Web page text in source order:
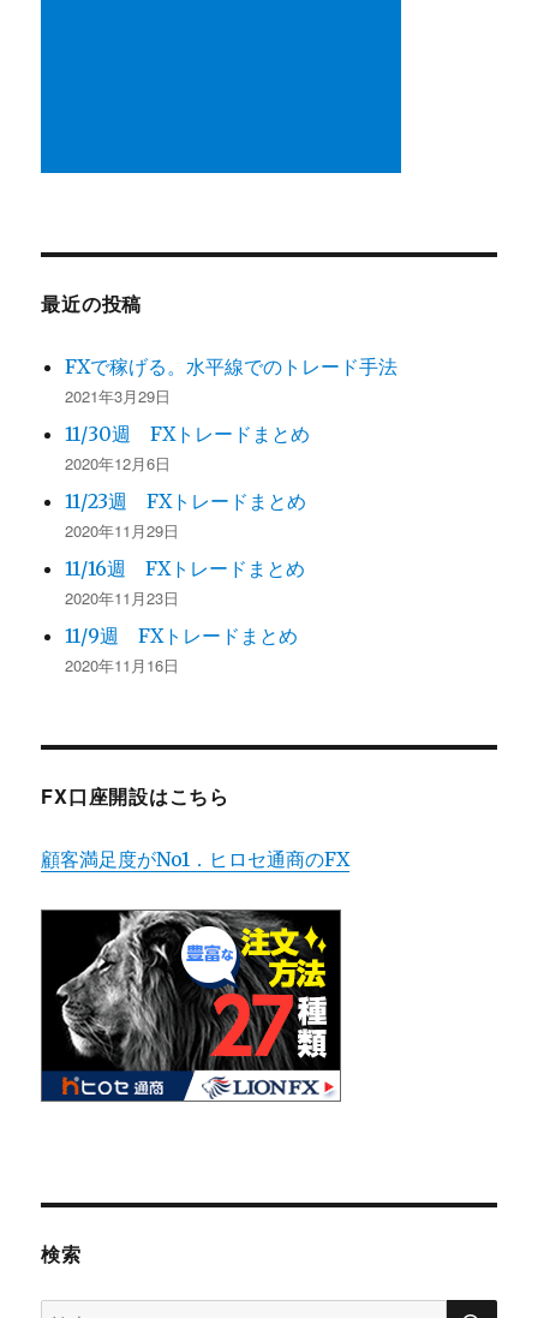
最近の投稿
FXで稼げる。水平線でのトレード手法
2021年3月29日
11/30週 FXトレードまとめ
2020年12月6日
11/23週 FXトレードまとめ
2020年11月29日
11/16週 FXトレードまとめ
2020年11月23日
11/9週 FXトレードまとめ
2020年11月16日
FX口座開設はこちら
顧客満足度がNo1．ヒロセ通商のFX
検索
検